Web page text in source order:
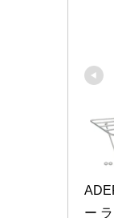
ー